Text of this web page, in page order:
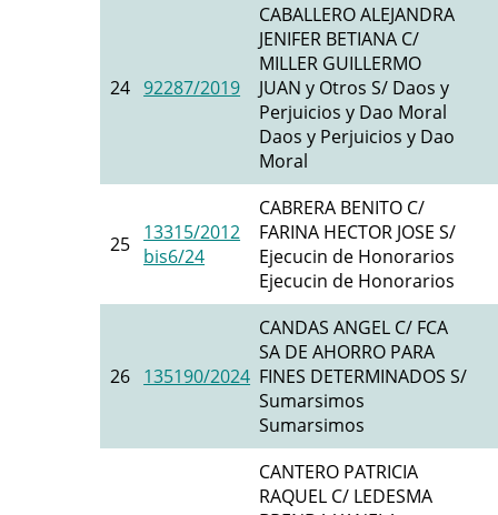
24 92287/2019
CABALLERO ALEJANDRA
JENIFER BETIANA C/
MILLER GUILLERMO
JUAN y Otros S/ Daos y
Perjuicios y Dao Moral
Daos y Perjuicios y Dao
Moral
25
13315/2012
bis6/24
CABRERA BENITO C/
FARINA HECTOR JOSE S/
Ejecucin de Honorarios
Ejecucin de Honorarios
26 135190/2024
CANDAS ANGEL C/ FCA
SA DE AHORRO PARA
FINES DETERMINADOS S/
Sumarsimos
Sumarsimos
CANTERO PATRICIA
RAQUEL C/ LEDESMA